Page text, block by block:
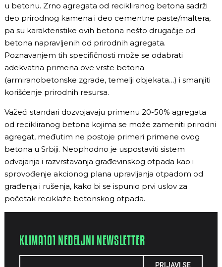
u betonu. Zrno agregata od recikliranog betona sadrži
deo prirodnog kamena i deo cementne paste/maltera,
pa su karakteristike ovih betona nešto drugačije od
betona napravljenih od prirodnih agregata.
Poznavanjem tih specifičnosti može se odabrati
adekvatna primena ove vrste betona
(armiranobetonske zgrade, temelji objekata…) i smanjiti
korišćenje prirodnih resursa.
Važeći standari dozvojavaju primenu 20-50% agregata
od recikliranog betona kojima se može zameniti prirodni
agregat, međutim ne postoje primeri primene ovog
betona u Srbiji. Neophodno je uspostaviti sistem
odvajanja i razvrstavanja građevinskog otpada kao i
sprovođenje akcionog plana upravljanja otpadom od
građenja i rušenja, kako bi se ispunio prvi uslov za
početak reciklaže betonskog otpada.
KLIMA101 NEDELJNI NEWSLETTER
PRIJAVI SE